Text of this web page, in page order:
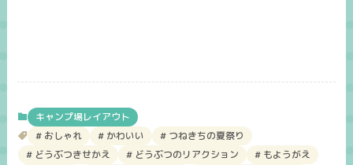
キャンプ場レイアウト
おしゃれ
かわいい
つねきちの夏祭り
どうぶつきせかえ
どうぶつのリアクション
もようがえ